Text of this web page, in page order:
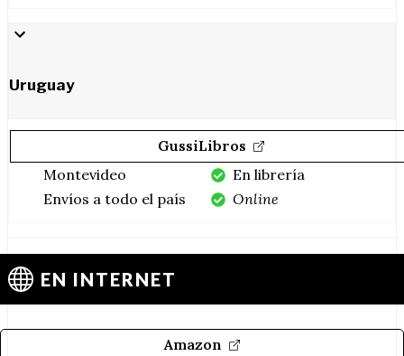
Uruguay
GussiLibros
Montevideo
Envíos a todo el país
En librería
Online
EN INTERNET
Amazon